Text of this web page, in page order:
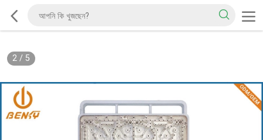
2/ 5